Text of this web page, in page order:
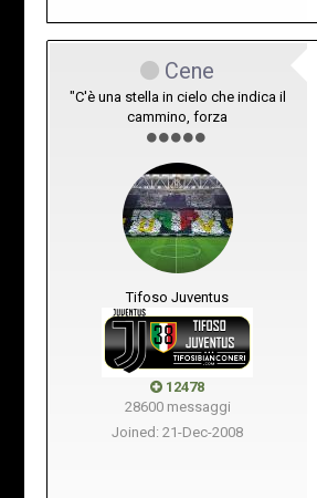
Cene
"C'è una stella in cielo che indica il
cammino, forza
Tifoso Juventus
12478
28600 messaggi
Joined: 21-Dec-2008